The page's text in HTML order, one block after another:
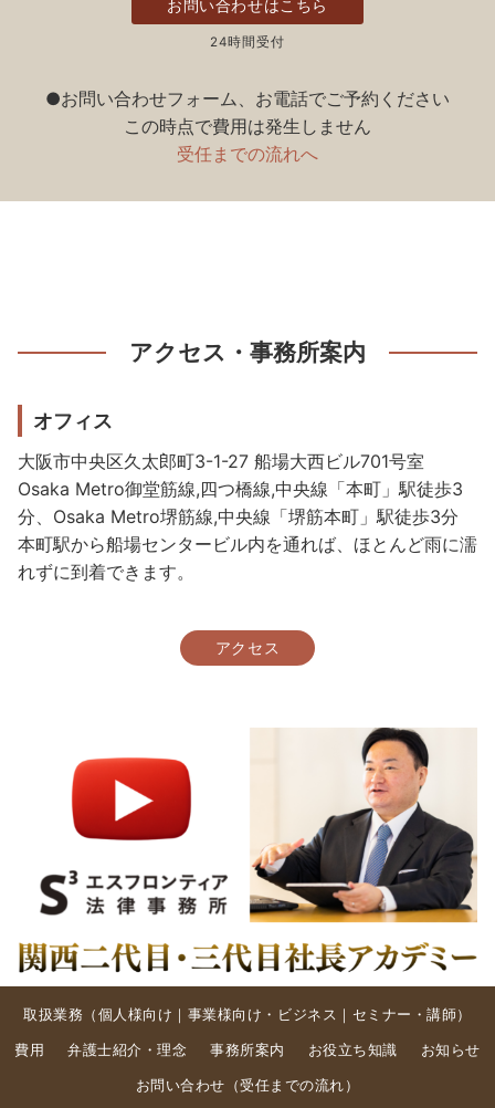
お問い合わせはこちら
24時間受付
●お問い合わせフォーム、お電話でご予約ください
この時点で費用は発生しません
受任までの流れへ
アクセス・事務所案内
オフィス
大阪市中央区久太郎町3-1-27 船場大西ビル701号室
Osaka Metro御堂筋線,四つ橋線,中央線「本町」駅徒歩3
分、Osaka Metro堺筋線,中央線「堺筋本町」駅徒歩3分
本町駅から船場センタービル内を通れば、ほとんど雨に濡
れずに到着できます。
アクセス
取扱業務（ 個人様向け ｜ 事業様向け・ビジネス ｜ セミナー・講師）
費用 弁護士紹介・理念 事務所案内 お役立ち知識 お知らせ
お問い合わせ （受任までの流れ ）